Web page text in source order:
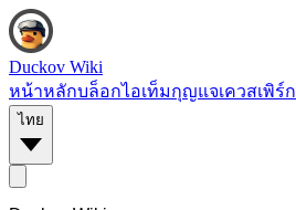
Duckov Wiki
หน้าหลักบล็อกไอเท็มกุญแจเควสเพิร์ก
ไทย